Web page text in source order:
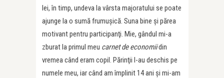
lei, în timp, undeva la vârsta majoratului se poate
ajunge la o sumă frumuşică. Suna bine şi părea
motivant pentru participanţi. Mie, gândul mi-a
zburat la primul meu carnet de economiidin
vremea când eram copil. Părinţii l-au deschis pe
numele meu, iar când am împlinit 14 ani şi mi-am